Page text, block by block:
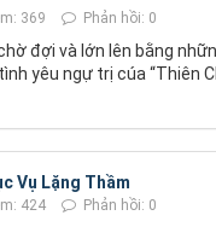
369 Phản hồi: 0
đợi và lớn lên bằng
yêu ngự trị cúa “Thiên
Vụ Lặng Thầm
424 Phản hồi: 0